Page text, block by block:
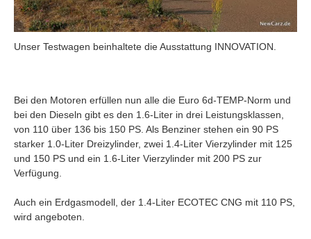
Unser Testwagen beinhaltete die Ausstattung INNOVATION.
Bei den Motoren erfüllen nun alle die Euro 6d-TEMP-Norm und
bei den Dieseln gibt es den 1.6-Liter in drei Leistungsklassen,
von 110 über 136 bis 150 PS. Als Benziner stehen ein 90 PS
starker 1.0-Liter Dreizylinder, zwei 1.4-Liter Vierzylinder mit 125
und 150 PS und ein 1.6-Liter Vierzylinder mit 200 PS zur
Verfügung.
Auch ein Erdgasmodell, der 1.4-Liter ECOTEC CNG mit 110 PS,
wird angeboten.